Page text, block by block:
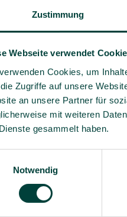
Zustimmung
Webseite verwendet
Cookies, um
Zugriffe auf unsere
an unsere Partner für
mit weiteren
gesammelt haben.
Notwendig
Informationen,
bei der Arbeit –